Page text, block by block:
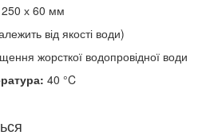
250 х 60 мм
від якості води)
жорсткої водопровідної води
40 °C